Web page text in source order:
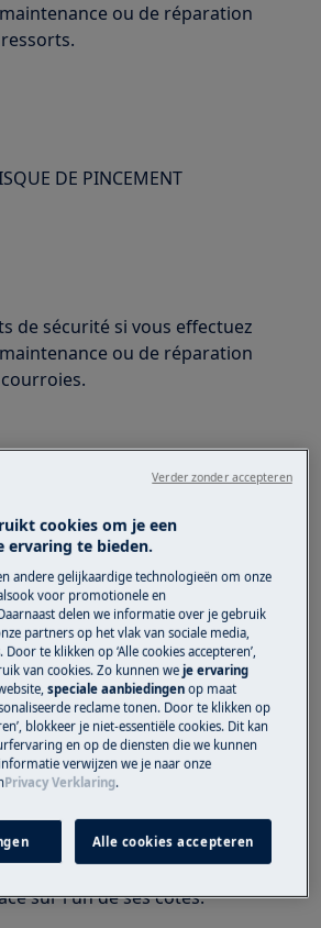
ou de réparation
DE PINCEMENT
de sécurité si vous effectuez
ou de réparation
D'ÉTOUFFEMENT
convient pas aux enfants de
toutes les petites pièces
de portée des enfants.
devraient utiliser ou installer le
de maintenance, coupez
l'appareil. Videz toujours
l'eau. Toute maintenance doit
que l'appareil est en
L'eau résiduelle pourrait
composants électroniques si
sur l'un de ses côtés.
cookies om je een
ervaring te bieden.
andere gelijkaardige technologieën om onze
voor promotionele en
delen we informatie over je gebruik
partners op het vlak van sociale media,
te klikken op ‘Alle cookies accepteren’,
van cookies. Zo kunnen we je ervaring
speciale aanbiedingen op maat
reclame tonen. Door te klikken op
blokkeer je niet-essentiële cookies. Dit kan
en op de diensten die we kunnen
verwijzen we je naar onze
Privacy Verklaring.
Alle cookies accepteren
Verder zonder accepteren